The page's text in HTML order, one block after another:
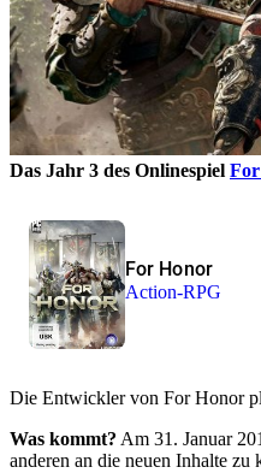
Das Jahr 3 des Onlinespiel
For Honor
Action-RPG
Die Entwickler von For Honor
Was kommt? Am 31. Januar
anderen an die neuen Inhalte zu